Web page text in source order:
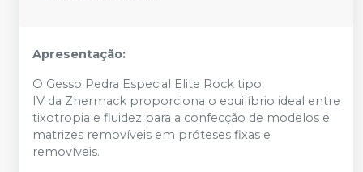
Apresentação:
O Gesso Pedra Especial Elite Rock tipo
IV da Zhermack proporciona o equilíbrio ideal entre
tixotropia e fluidez para a confecção de modelos e
matrizes removíveis em próteses fixas e
removíveis.